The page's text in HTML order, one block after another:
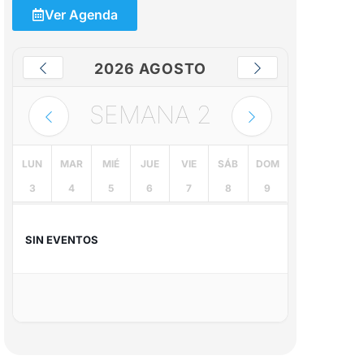
Ver Agenda
2026 AGOSTO
SEMANA 2
LUN
3
MAR
4
MIÉ
5
JUE
6
VIE
7
SÁB
8
DOM
9
SIN EVENTOS